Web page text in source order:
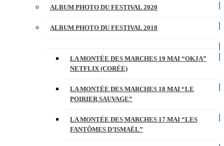
ALBUM PHOTO DU FESTIVAL 2020
ALBUM PHOTO DU FESTIVAL 2018
LA MONTÉE DES MARCHES 19 MAI “OKJA”
NETFLIX (CORÉE)
LA MONTÉE DES MARCHES 18 MAI “LE
POIRIER SAUVAGE”
LA MONTÉE DES MARCHES 17 MAI “LES
FANTÔMES D’ISMAËL”